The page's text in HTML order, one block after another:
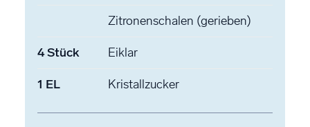
Zitronenschalen (gerieben)
4Stück Eiklar
1 EL Kristallzucker